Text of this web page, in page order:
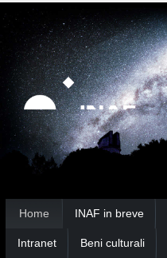
Strumenti
personali
Salta
contenuti.
|
Salta
alla
navigazione
Ricerca
avanzata…
Home INAF in breve
Intranet Beni culturali